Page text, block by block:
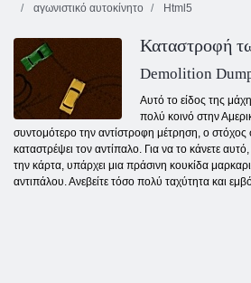
αγωνιστικό αυτοκίνητο
Html5
Καταστροφή
Demolition
Αυτό το είδος της
πολύ κοινό στην
συντομότερο την αντίστροφη μέτρηση, ο στόχος
καταστρέψει τον αντίπαλο. Για να το κάνετε
την κάρτα, υπάρχει μια πράσινη κουκίδα
αντιπάλου. Ανεβείτε τόσο πολύ ταχύτητα και